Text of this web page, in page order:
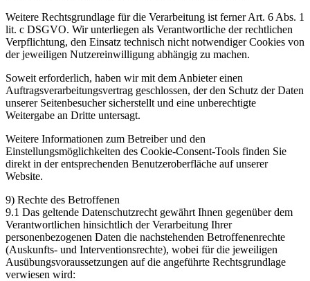
Weitere Rechtsgrundlage für die Verarbeitung ist ferner Art. 6 Abs. 1
lit. c DSGVO. Wir unterliegen als Verantwortliche der rechtlichen
Verpflichtung, den Einsatz technisch nicht notwendiger Cookies von
der jeweiligen Nutzereinwilligung abhängig zu machen.
Soweit erforderlich, haben wir mit dem Anbieter einen
Auftragsverarbeitungsvertrag geschlossen, der den Schutz der Daten
unserer Seitenbesucher sicherstellt und eine unberechtigte
Weitergabe an Dritte untersagt.
Weitere Informationen zum Betreiber und den
Einstellungsmöglichkeiten des Cookie-Consent-Tools finden Sie
direkt in der entsprechenden Benutzeroberfläche auf unserer
Website.
9) Rechte des Betroffenen
9.1 Das geltende Datenschutzrecht gewährt Ihnen gegenüber dem
Verantwortlichen hinsichtlich der Verarbeitung Ihrer
personenbezogenen Daten die nachstehenden Betroffenenrechte
(Auskunfts- und Interventionsrechte), wobei für die jeweiligen
Ausübungsvoraussetzungen auf die angeführte Rechtsgrundlage
verwiesen wird: